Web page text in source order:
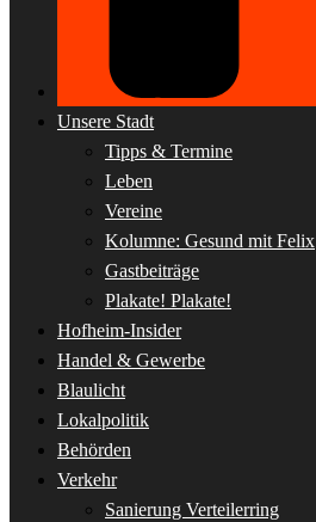
Unsere Stadt
Tipps & Termine
Leben
Vereine
Kolumne: Gesund mit Felix
Gastbeiträge
Plakate! Plakate!
Hofheim-Insider
Handel & Gewerbe
Blaulicht
Lokalpolitik
Behörden
Verkehr
Sanierung Verteilerring